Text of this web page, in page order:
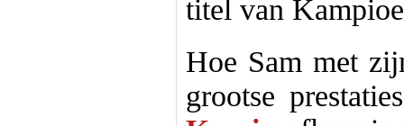
titel van
Hoe Sam met
grootse